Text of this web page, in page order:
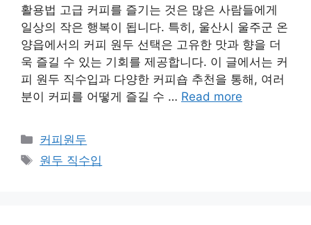
활용법 고급 커피를 즐기는 것은 많은 사람들에게
일상의 작은 행복이 됩니다. 특히, 울산시 울주군 온
양읍에서의 커피 원두 선택은 고유한 맛과 향을 더
욱 즐길 수 있는 기회를 제공합니다. 이 글에서는 커
피 원두 직수입과 다양한 커피숍 추천을 통해, 여러
분이 커피를 어떻게 즐길 수 … Read more
카
테
커피원두
태
원두 직수입